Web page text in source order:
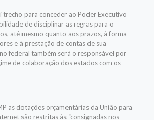
trecho para conceder ao Poder Executivo
de disciplinar as regras para o
até mesmo quanto aos prazos, à forma
e à prestação de contas de sua
federal também será o responsável por
de colaboração dos estados com os
as dotações orçamentárias da União para
são restritas às “consignadas nos